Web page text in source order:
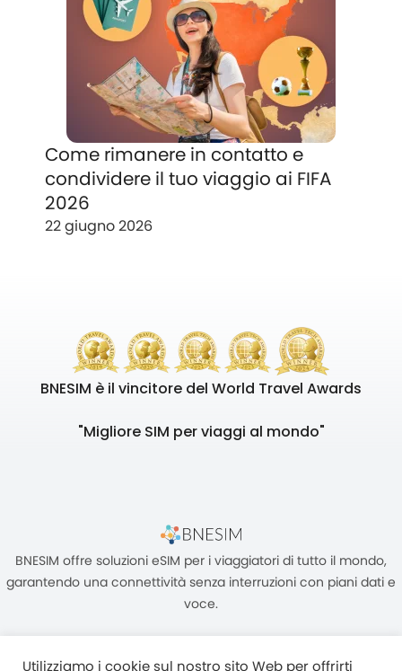
Come rimanere in contatto e
condividere il tuo viaggio ai FIFA
2026
22 giugno 2026
BNESIM è il vincitore del World Travel Awards
"Migliore SIM per viaggi al mondo"
BNESIM offre soluzioni eSIM per i viaggiatori di tutto il mondo,
garantendo una connettività senza interruzioni con piani dati e
voce.
Utilizziamo i cookie sul nostro sito Web per offrirti